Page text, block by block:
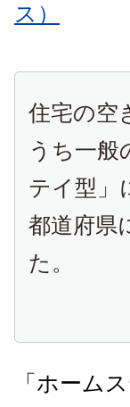
ス）
住宅の空
うち一般
テイ型」
都道府県
た。
「ホーム